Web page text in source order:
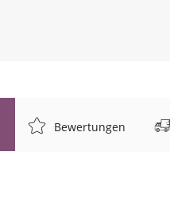
Bewertungen